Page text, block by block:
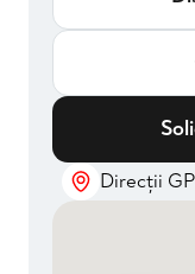
adaptate
Direcții